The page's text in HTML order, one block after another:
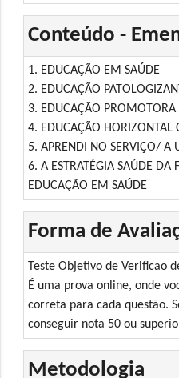
Conteúdo -
1. EDUCAÇÃO EM SAÚDE
2. EDUCAÇÃO
3. EDUCAÇÃO PROMOTORA
4. EDUCAÇÃO HORIZONTAL
5. APRENDI NO SERVIÇO/ A
6. A ESTRATÉGIA SAÚDE
EDUCAÇÃO EM SAÚDE
Forma de
Teste Objetivo de Verificao
É uma prova online, onde
correta para cada questão.
conseguir nota 50 ou
Metodologia